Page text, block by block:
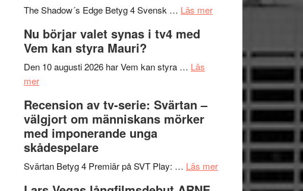
Scensommar
The Shadow´s Edge Betyg 4 Svensk … Läs merom
Shadow
en
Nu börjar valet synas i tv4 med
Vem kan styra Mauri?
Den 10 augusti 2026 har Vem kan styra … Läs
merom
börjar
valet
synas
i
tv4
Recension av tv-serie: Svärtan –
välgjort om människans mörker
med imponerande unga
skådespelare
Svärtan Betyg 4 Premiär på SVT Play: … Läs merom
Recension